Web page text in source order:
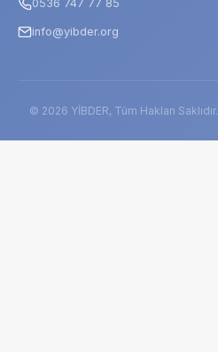
0536 747 77 85
info@yibder.org
© 2026 YİBDER, Tüm Hakları